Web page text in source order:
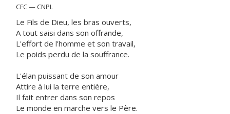
CFC — CNPL
Le Fils de Dieu, les bras ouverts,
A tout saisi dans son offrande,
L'effort de l'homme et son travail,
Le poids perdu de la souffrance.
L'élan puissant de son amour
Attire à lui la terre entière,
Il fait entrer dans son repos
Le monde en marche vers le Père.